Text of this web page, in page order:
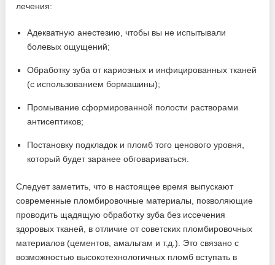
лечения:
Адекватную анестезию, чтобы вы не испытывали
болевых ощущений;
Обработку зуба от кариозных и инфицированных тканей
(с использованием бормашины);
Промывание сформированной полости растворами
антисептиков;
Постановку подкладок и пломб того ценового уровня,
который будет заранее обговариваться.
Следует заметить, что в настоящее время выпускают
современные пломбировочные материалы, позволяющие
проводить щадящую обработку зуба без иссечения
здоровых тканей, в отличие от советских пломбировочных
материалов (цементов, амальгам и т.д.). Это связано с
возможностью высокотехнологичных пломб вступать в